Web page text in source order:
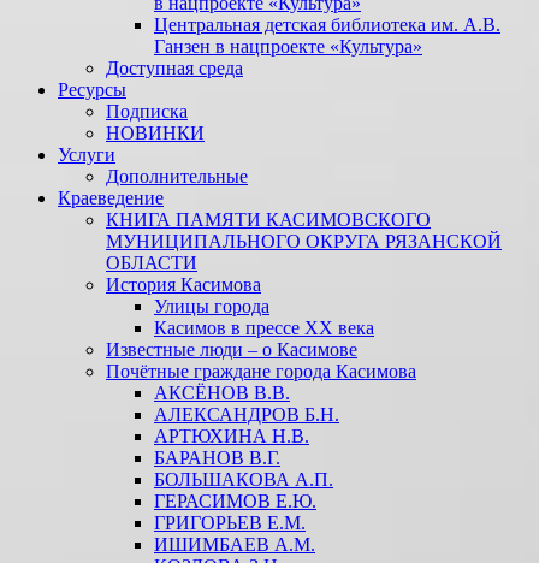
Центральная детская библиотека им. А.В.
Ганзен в нацпроекте «Культура»
Доступная среда
Ресурсы
Подписка
НОВИНКИ
Услуги
Дополнительные
Краеведение
КНИГА ПАМЯТИ КАСИМОВСКОГО
МУНИЦИПАЛЬНОГО ОКРУГА РЯЗАНСКОЙ
ОБЛАСТИ
История Касимова
Улицы города
Касимов в прессе XX века
Известные люди – о Касимове
Почётные граждане города Касимова
АКСЁНОВ В.В.
АЛЕКСАНДРОВ Б.Н.
АРТЮХИНА Н.В.
БАРАНОВ В.Г.
БОЛЬШАКОВА А.П.
ГЕРАСИМОВ Е.Ю.
ГРИГОРЬЕВ Е.М.
ИШИМБАЕВ А.М.